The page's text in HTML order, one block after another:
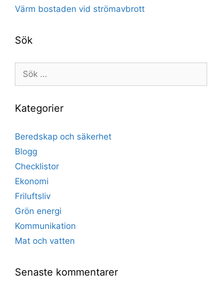
Värm bostaden vid strömavbrott
Sök
Sök
efter:
Kategorier
Beredskap och säkerhet
Blogg
Checklistor
Ekonomi
Friluftsliv
Grön energi
Kommunikation
Mat och vatten
Senaste kommentarer